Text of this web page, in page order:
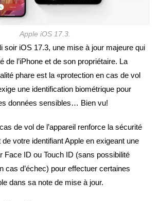
Apple iOS 17.3.
soir iOS 17.3, une mise à jour majeure qui
de l’iPhone et de son propriétaire. La
phare est la «protection en cas de vol
une identification biométrique pour
données sensibles… Bien vu!
de vol de l’appareil renforce la sécurité
votre identifiant Apple en exigeant une
Face ID ou Touch ID (sans possibilité
cas d’échec) pour effectuer certaines
dans sa note de mise à jour.